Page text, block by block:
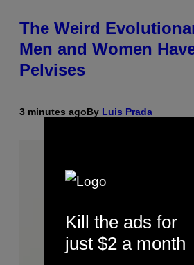
The Weird
Men and Women
Pelvises
3 minutes agoBy Luis Prada
Kill the ads for
just $2 a month